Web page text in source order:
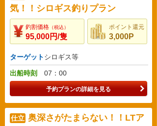
気！！シロギス釣りプラン
釣割価格 （税込）
95,000円/隻
ポイント還元
3,000P
ターゲットシロギス等
出船時刻 07：00
予約プランの詳細を見る
仕立 奥深さがたまらない！！LTア